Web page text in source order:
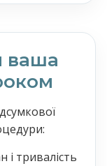
ваша
і тривалість